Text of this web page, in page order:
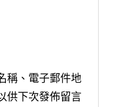
稱、電子郵件地
供下次發佈留言